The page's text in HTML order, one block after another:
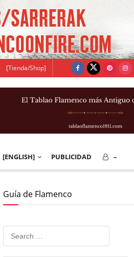
[Tienda/Shop]
[ENGLISH] PUBLICIDAD –
Guía de Flamenco